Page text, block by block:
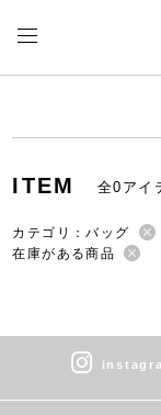
ITEM 全0アイ
カテゴリ：バッグ
在庫がある商品